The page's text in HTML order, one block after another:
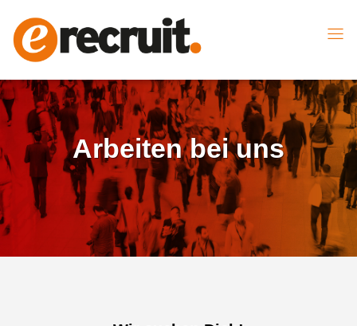
Arbeiten bei uns